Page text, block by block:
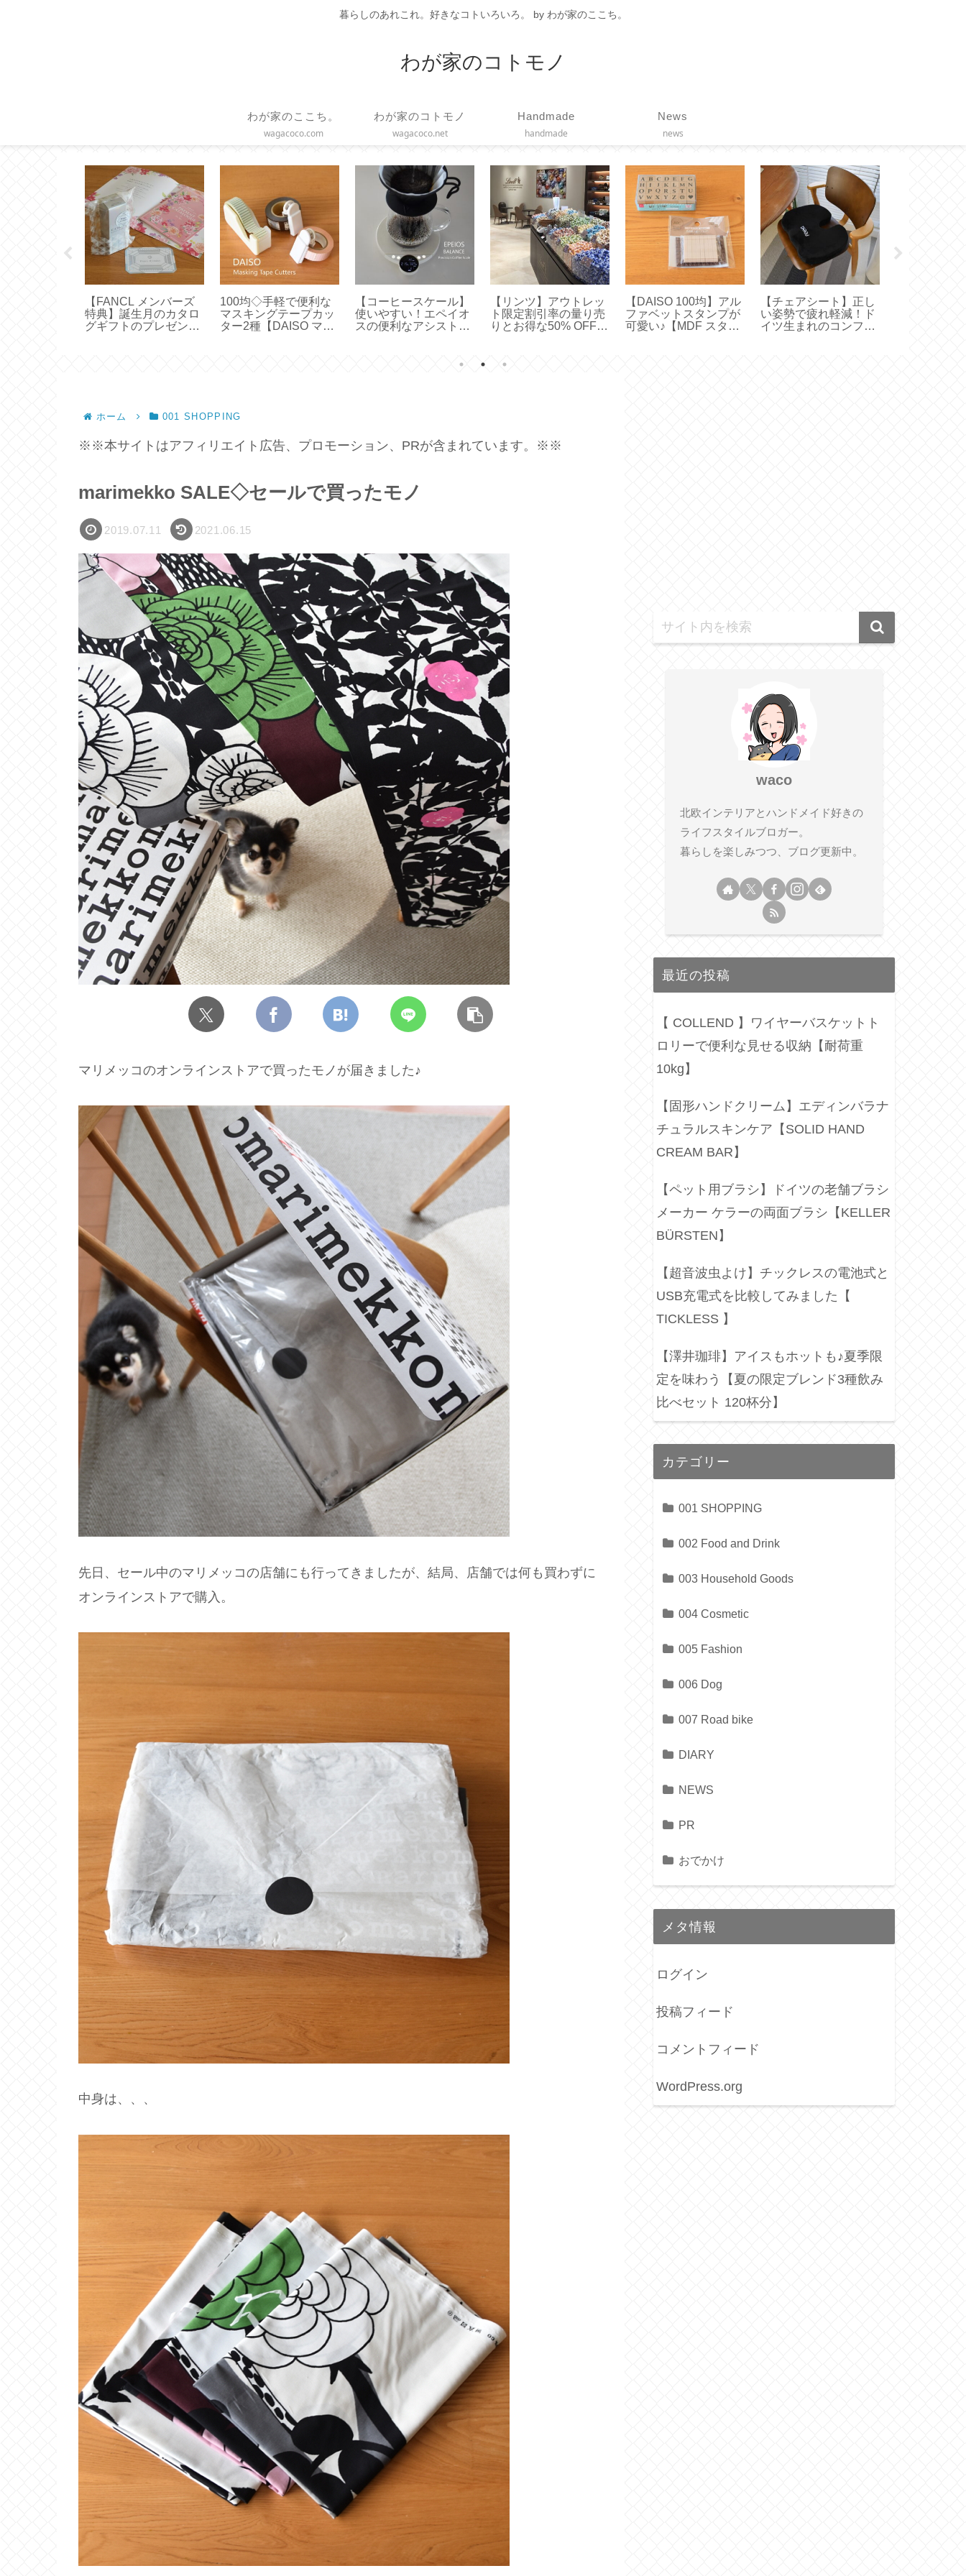
暮らしのあれこれ。好きなコトいろいろ。 by わが家のここち。
わが家のコトモノ
わが家のここち。
wagacoco.com
わが家のコトモノ
wagacoco.net
Handmade
handmade
News
news
【FANCL メンバーズ
特典】誕生月のカタロ
グギフトのプレゼント
100均◇手軽で便利な
マスキングテープカッ
ター2種【DAISO マグ
【コーヒースケール】
使いやすい！エペイオ
スの便利なアシストモ
【リンツ】アウトレッ
ト限定割引率の量り売
りとお得な50% OFF
【DAISO 100均】アル
ファベットスタンプが
可愛い♪【MDF スタン
【チェアシート】正し
い姿勢で疲れ軽減！ド
イツ生まれのコンフォ
ホーム 001 SHOPPING
※※本サイトはアフィリエイト広告、プロモーション、PRが含まれています。※※
marimekko SALE◇セールで買ったモノ
2019.07.11 2021.06.15
マリメッコのオンラインストアで買ったモノが届きました♪
先日、セール中のマリメッコの店舗にも行ってきましたが、結局、店舗では何も買わずに
オンラインストアで購入。
中身は、、、
waco
北欧インテリアとハンドメイド好きの
ライフスタイルブロガー。
暮らしを楽しみつつ、ブログ更新中。
最近の投稿
【 COLLEND 】ワイヤーバスケットト
ロリーで便利な見せる収納【耐荷重
10kg】
【固形ハンドクリーム】エディンバラナ
チュラルスキンケア【SOLID HAND
CREAM BAR】
【ペット用ブラシ】ドイツの老舗ブラシ
メーカー ケラーの両面ブラシ【KELLER
BÜRSTEN】
【超音波虫よけ】チックレスの電池式と
USB充電式を比較してみました【
TICKLESS 】
【澤井珈琲】アイスもホットも♪夏季限
定を味わう【夏の限定ブレンド3種飲み
比べセット 120杯分】
カテゴリー
001 SHOPPING
002 Food and Drink
003 Household Goods
004 Cosmetic
005 Fashion
006 Dog
007 Road bike
DIARY
NEWS
PR
おでかけ
メタ情報
ログイン
投稿フィード
コメントフィード
WordPress.org